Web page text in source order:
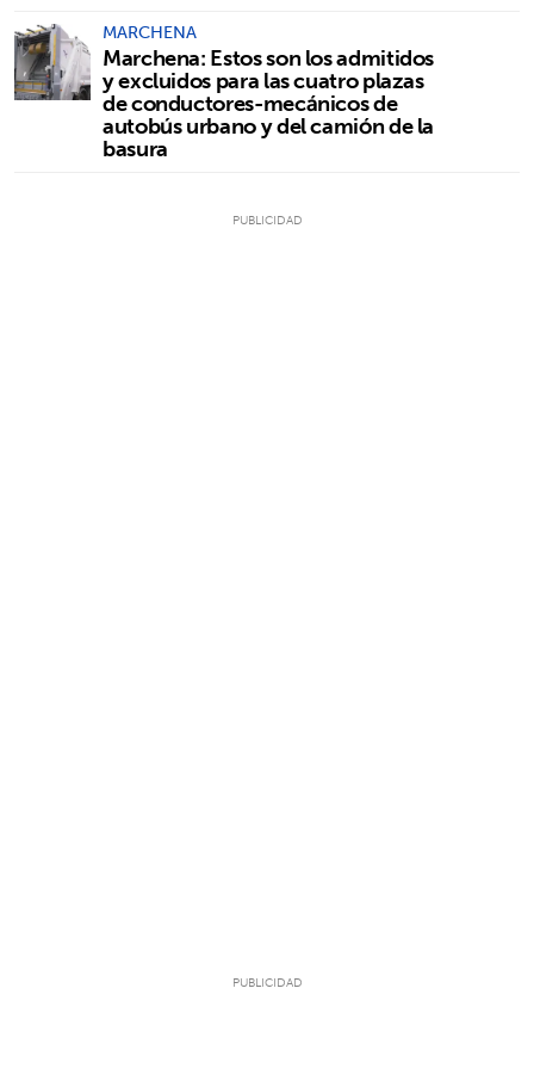
MARCHENA
Marchena: Estos son los admitidos
y excluidos para las cuatro plazas
de conductores-mecánicos de
autobús urbano y del camión de la
basura